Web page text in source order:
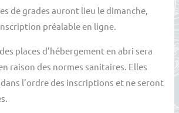
grades auront lieu le dimanche,
préalable en ligne.
d’hébergement en abri sera
raison des normes sanitaires. Elles
l’ordre des inscriptions et ne seront